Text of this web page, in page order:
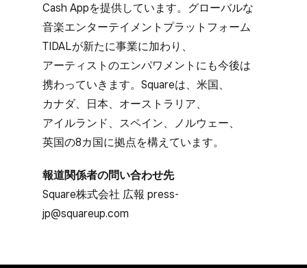
Cash Appを​提供しています。​グローバルな​
音楽エンターテイメントプラットフォーム
TIDALが​新たに​事業に​加わり、​
アーティストの​エンパワメントにも​今後は​
携わっていきます。​Squareは、​米国、​
カナダ、​日本、​オーストラリア、​
アイルランド、​スペイン、​ノルウェー、​
英国の​8カ国に​拠点を​構えています。
報道関係者の​問い​合わせ先
Square株式会社 ​広報 press-
jp@squareup.com